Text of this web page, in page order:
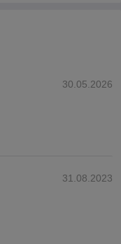
30.05.2026
31.08.2023